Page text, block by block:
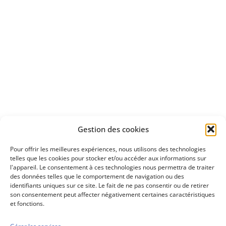
Gestion des cookies
Pour offrir les meilleures expériences, nous utilisons des technologies
telles que les cookies pour stocker et/ou accéder aux informations sur
l'appareil. Le consentement à ces technologies nous permettra de traiter
des données telles que le comportement de navigation ou des
identifiants uniques sur ce site. Le fait de ne pas consentir ou de retirer
son consentement peut affecter négativement certaines caractéristiques
et fonctions.
Découvrez